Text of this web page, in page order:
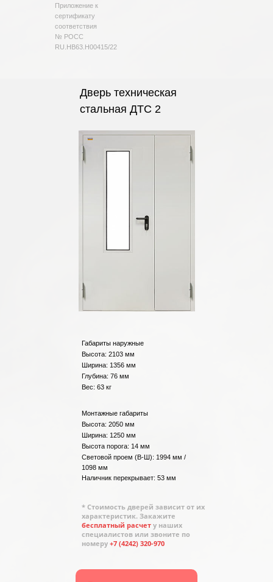
Приложение к
сертификату
соответствия
№ РОСС
RU.HB63.H00415/22
Дверь техническая
стальная ДТС 2
Габариты наружные
Высота: 2103 мм
Ширина: 1356 мм
Глубина: 76 мм
Вес: 63 кг
Монтажные габариты
Высота: 2050 мм
Ширина: 1250 мм
Высота порога: 14 мм
Световой проем (В-Ш): 1994 мм /
1098 мм
Наличник перекрывает: 53 мм
* Стоимость дверей зависит от их
характеристик. Закажите
бесплатный расчет у наших
специалистов или звоните по
номеру +7 (4242) 320-970